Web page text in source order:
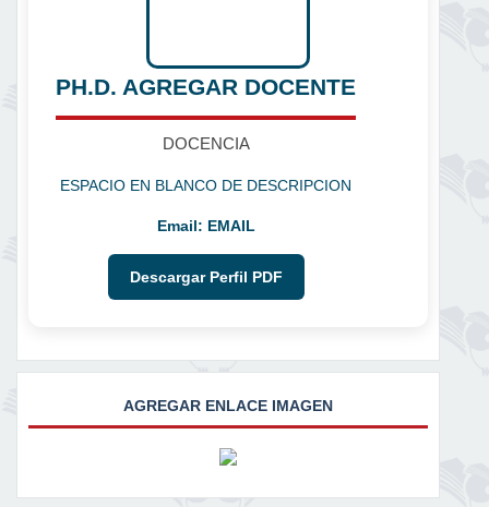
PH.D. AGREGAR DOCENTE
DOCENCIA
ESPACIO EN BLANCO DE DESCRIPCION
Email: EMAIL
Descargar Perfil PDF
AGREGAR ENLACE IMAGEN